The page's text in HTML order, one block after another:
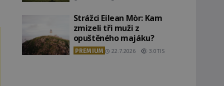
Strážci Eilean Mòr: Kam
zmizeli tři muži z
opuštěného majáku?
PREMIUM 22.7.2026 3.0TIS